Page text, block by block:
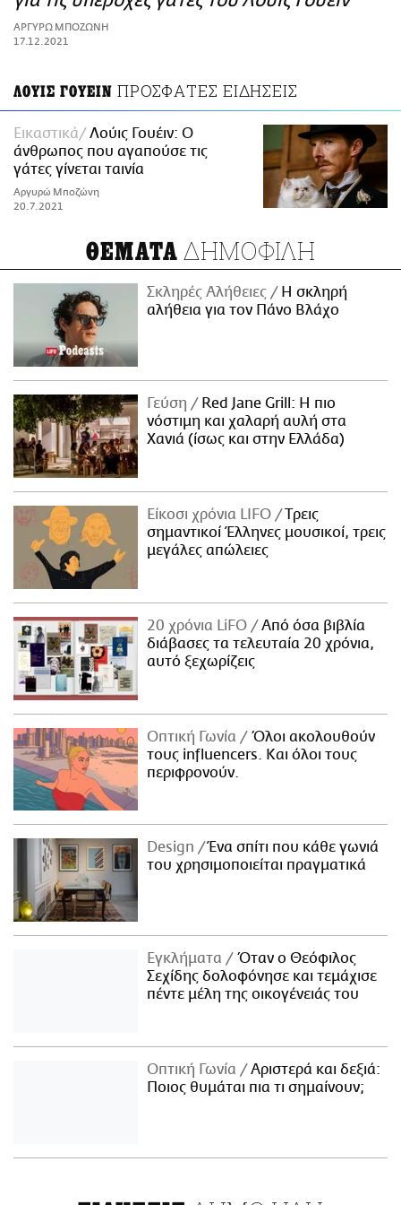
ΑΜΠΑ
PRINT
ΑΡΓΥΡΩ ΜΠΟΖΩΝΗ
17.12.2021
ΛΟΥΙΣ ΓΟΥΕΙΝ ΠΡΟΣΦΑΤΕΣ ΕΙΔΗΣΕΙΣ
Εικαστικά
Λούις Γουέιν: Ο
άνθρωπος που αγαπούσε τις
γάτες γίνεται ταινία
Αργυρώ Μποζώνη
20.7.2021
ΘΕΜΑΤΑ ΔΗΜΟΦΙΛΗ
Σκληρές Αλήθειες
H σκληρή
αλήθεια για τον Πάνο Βλάχο
Γεύση
Red Jane Grill: Η πιο
νόστιμη και χαλαρή αυλή στα
Χανιά (ίσως και στην Ελλάδα)
Είκοσι χρόνια LIFO
Tρεις
σημαντικοί Έλληνες μουσικοί, τρεις
μεγάλες απώλειες
20 χρόνια LiFO
Από όσα βιβλία
διάβασες τα τελευταία 20 χρόνια,
αυτό ξεχωρίζεις
Οπτική Γωνία
Όλοι ακολουθούν
τους influencers. Και όλοι τους
περιφρονούν.
Design
Ένα σπίτι που κάθε γωνιά
του χρησιμοποιείται πραγματικά
Εγκλήματα
Όταν ο Θεόφιλος
Σεχίδης δολοφόνησε και τεμάχισε
πέντε μέλη της οικογένειάς του
Οπτική Γωνία
Αριστερά και δεξιά:
Ποιος θυμάται πια τι σημαίνουν;